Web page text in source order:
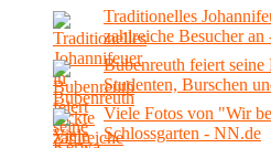
Traditionelles
zahlreiche Besucher
Bubenreuth feiert
Studenten, Burschen
Viele Fotos von "Wir
Schlossgarten - NN.de